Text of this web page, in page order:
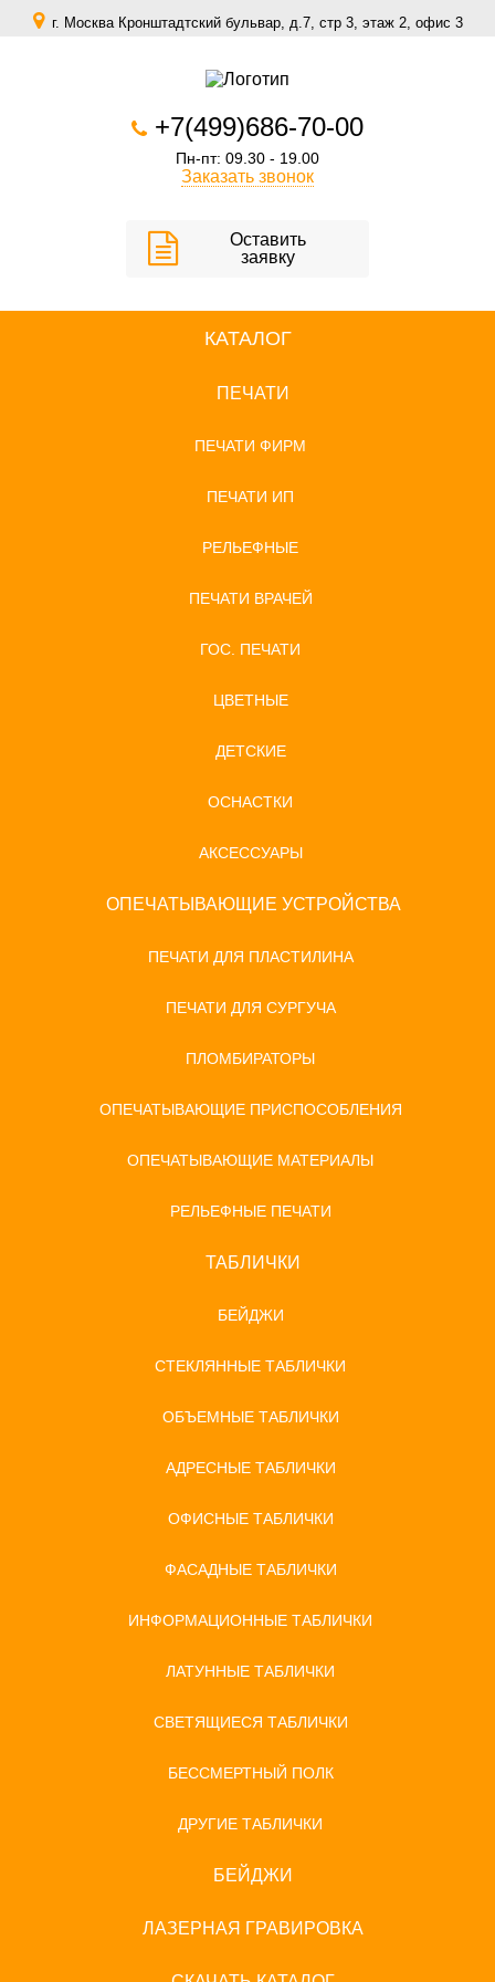
г. Москва Кронштадтский бульвар, д.7, стр 3, этаж 2, офис 3
+7(499)686-70-00
Пн-пт: 09.30 - 19.00
Заказать звонок
Оставить
заявку
КАТАЛОГ
ПЕЧАТИ
ПЕЧАТИ ФИРМ
ПЕЧАТИ ИП
РЕЛЬЕФНЫЕ
ПЕЧАТИ ВРАЧЕЙ
ГОС. ПЕЧАТИ
ЦВЕТНЫЕ
ДЕТСКИЕ
ОСНАСТКИ
АКСЕССУАРЫ
ОПЕЧАТЫВАЮЩИЕ УСТРОЙСТВА
ПЕЧАТИ ДЛЯ ПЛАСТИЛИНА
ПЕЧАТИ ДЛЯ СУРГУЧА
ПЛОМБИРАТОРЫ
ОПЕЧАТЫВАЮЩИЕ ПРИСПОСОБЛЕНИЯ
ОПЕЧАТЫВАЮЩИЕ МАТЕРИАЛЫ
РЕЛЬЕФНЫЕ ПЕЧАТИ
ТАБЛИЧКИ
БЕЙДЖИ
СТЕКЛЯННЫЕ ТАБЛИЧКИ
ОБЪЕМНЫЕ ТАБЛИЧКИ
АДРЕСНЫЕ ТАБЛИЧКИ
ОФИСНЫЕ ТАБЛИЧКИ
ФАСАДНЫЕ ТАБЛИЧКИ
ИНФОРМАЦИОННЫЕ ТАБЛИЧКИ
ЛАТУННЫЕ ТАБЛИЧКИ
СВЕТЯЩИЕСЯ ТАБЛИЧКИ
БЕССМЕРТНЫЙ ПОЛК
ДРУГИЕ ТАБЛИЧКИ
БЕЙДЖИ
ЛАЗЕРНАЯ ГРАВИРОВКА